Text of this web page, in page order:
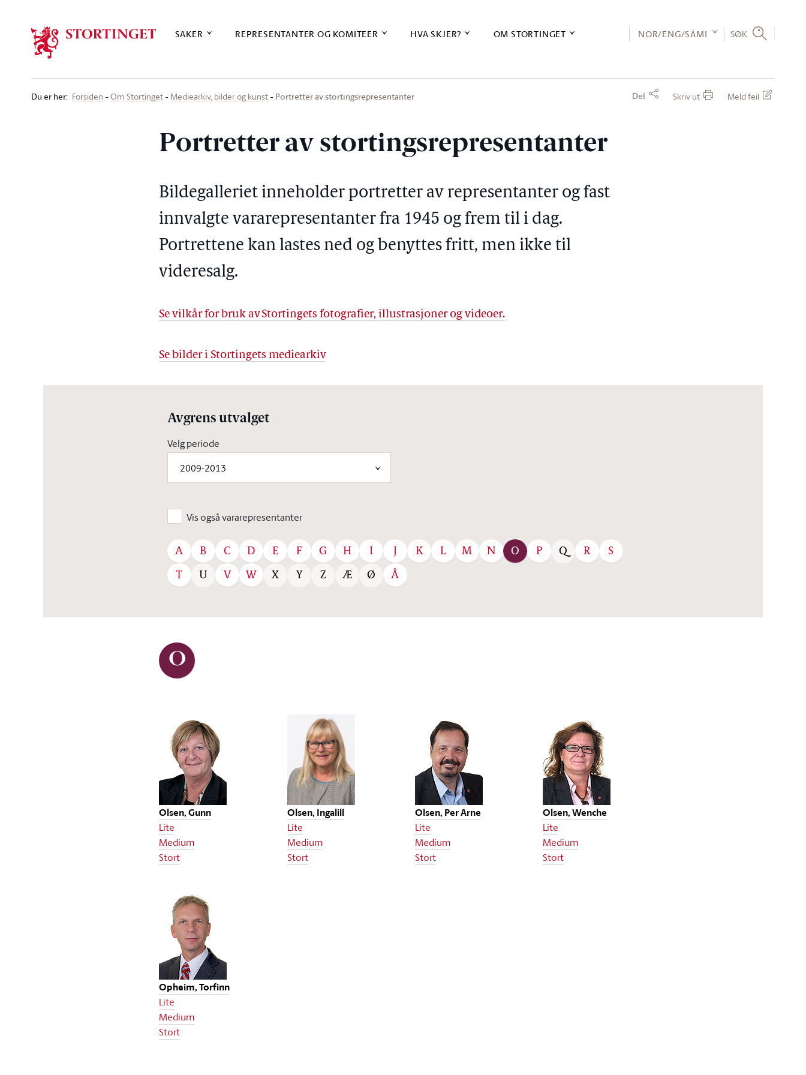
SAKER REPRESENTANTER OG KOMITEER HVA SKJER? OM STORTINGET NOR/ENG/SÁMI SØK
Du er her: Forsiden Om Stortinget Mediearkiv, bilder og kunst Portretter av stortingsrepresentanter Del Skriv ut Meld feil
Portretter av stortingsrepresentanter
Bildegalleriet inneholder portretter av representanter og fast
innvalgte vararepresentanter fra 1945 og frem til i dag.
Portrettene kan lastes ned og benyttes fritt, men ikke til
videresalg.
Se vilkår for bruk av Stortingets fotografier, illustrasjoner og videoer.
Se bilder i Stortingets mediearkiv
Avgrens utvalget
Velg periode
2009-2013
Vis også vararepresentanter
A B C D E F G H I J K L M N O P Q R S
T U V W X Y Z Æ Ø Å
O
Olsen, Gunn
Lite
Medium
Stort
Olsen, Ingalill
Lite
Medium
Stort
Olsen, Per Arne
Lite
Medium
Stort
Olsen, Wenche
Lite
Medium
Stort
Opheim, Torfinn
Lite
Medium
Stort